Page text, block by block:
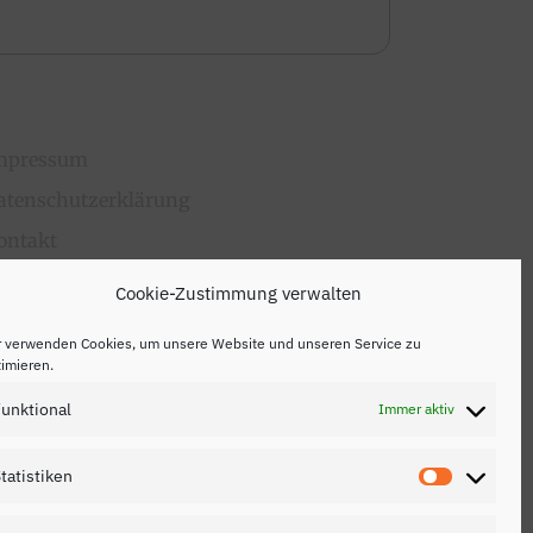
Cookie-Zustimmung verwalten
verwenden Cookies, um unsere Website und unseren Service zu
Immer aktiv